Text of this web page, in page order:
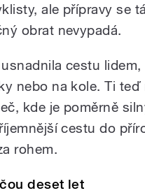
ale přípravy se
obrat nevypadá.
cestu
nebo na kole. Ti
kde je poměrně
cestu do
rohem.
deset let